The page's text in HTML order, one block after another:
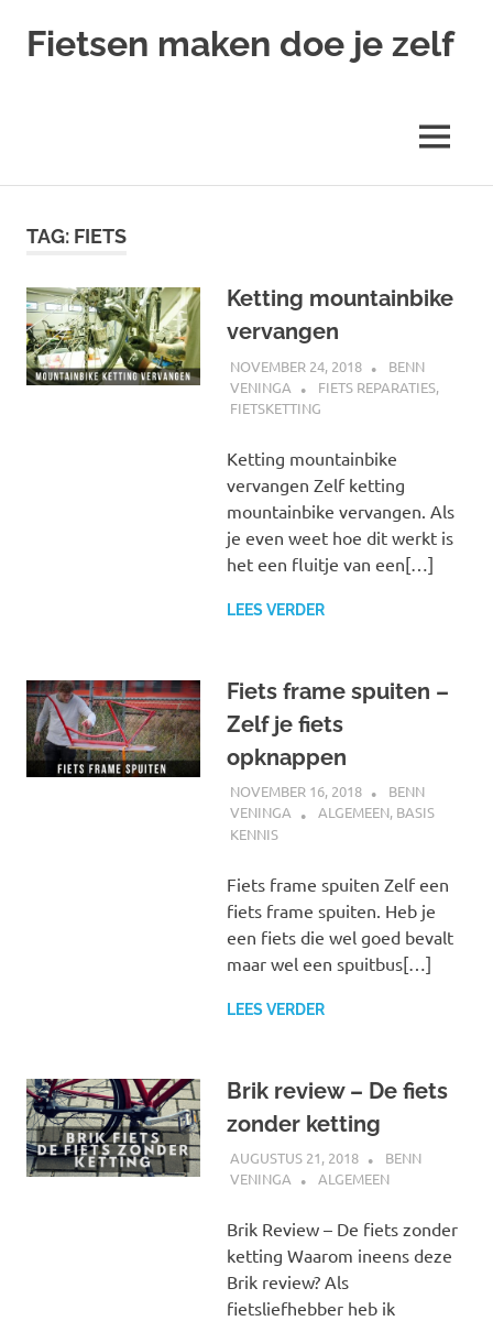
Fietsen maken doe je zelf
MENU
TAG: FIETS
Ketting mountainbike
vervangen
NOVEMBER 24, 2018
BENN
VENINGA
FIETS REPARATIES,
FIETSKETTING
Ketting mountainbike
vervangen Zelf ketting
mountainbike vervangen. Als
je even weet hoe dit werkt is
het een fluitje van een[…]
LEES VERDER
Fiets frame spuiten –
Zelf je fiets
opknappen
NOVEMBER 16, 2018
BENN
VENINGA
ALGEMEEN, BASIS
KENNIS
Fiets frame spuiten Zelf een
fiets frame spuiten. Heb je
een fiets die wel goed bevalt
maar wel een spuitbus[…]
LEES VERDER
Brik review – De fiets
zonder ketting
AUGUSTUS 21, 2018
BENN
VENINGA
ALGEMEEN
Brik Review – De fiets zonder
ketting Waarom ineens deze
Brik review? Als
fietsliefhebber heb ik